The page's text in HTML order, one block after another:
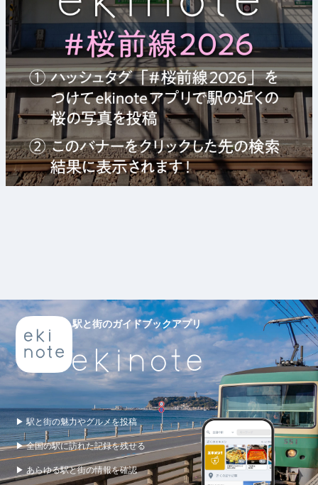
駅と街のガイドブックアプリ
▶ 駅と街の魅力やグルメを投稿
▶ 全国の駅に訪れた記録を残せる
▶ あらゆる駅と街の情報を確認